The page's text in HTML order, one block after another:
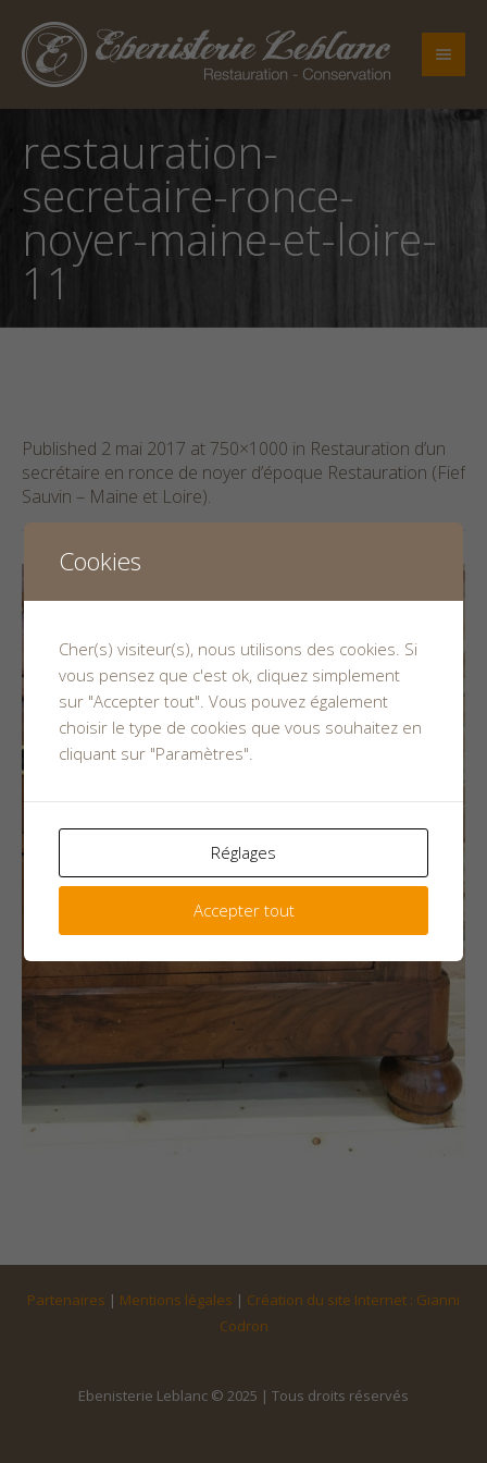
restauration-
secretaire-ronce-
noyer-maine-et-loire-
11
Published 2 mai 2017 at 750×1000 in Restauration d’un
secrétaire en ronce de noyer d’époque Restauration (Fief
Sauvin – Maine et Loire).
Partenaires | Mentions légales | Création du site Internet : Gianni
Codron
Ebenisterie Leblanc © 2025 | Tous droits réservés
Cookies
Cher(s) visiteur(s), nous utilisons des cookies. Si
vous pensez que c'est ok, cliquez simplement
sur "Accepter tout". Vous pouvez également
choisir le type de cookies que vous souhaitez en
cliquant sur "Paramètres".
Réglages
Accepter tout